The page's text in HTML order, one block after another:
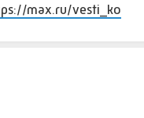
max.ru/vesti_ko